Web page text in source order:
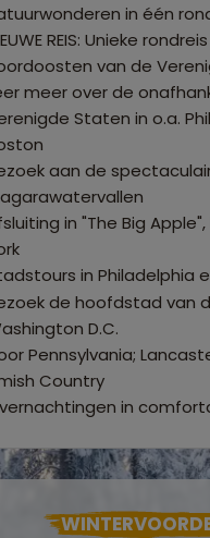
in één
REIS: Unieke
van de
meer over de
Staten in o.a.
aan de
in "The Big
in Philadelphia
de hoofdstad van
D.C.
Pennsylvania;
Country
in